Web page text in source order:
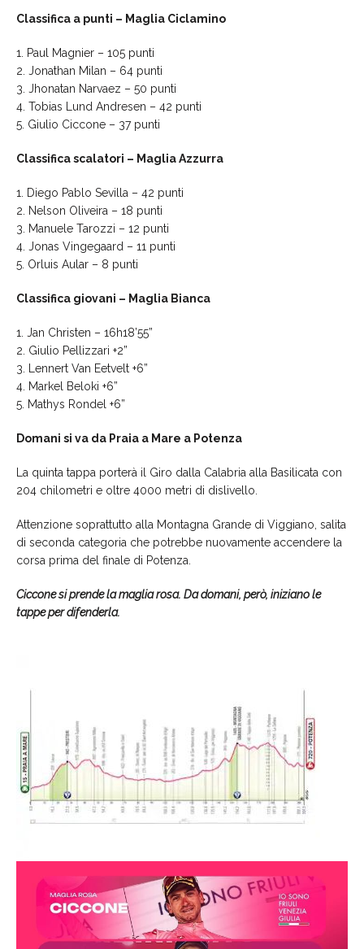
Classifica a punti – Maglia Ciclamino
1. Paul Magnier – 105 punti
2. Jonathan Milan – 64 punti
3. Jhonatan Narvaez – 50 punti
4. Tobias Lund Andresen – 42 punti
5. Giulio Ciccone – 37 punti
Classifica scalatori – Maglia Azzurra
1. Diego Pablo Sevilla – 42 punti
2. Nelson Oliveira – 18 punti
3. Manuele Tarozzi – 12 punti
4. Jonas Vingegaard – 11 punti
5. Orluis Aular – 8 punti
Classifica giovani – Maglia Bianca
1. Jan Christen – 16h18’55”
2. Giulio Pellizzari +2”
3. Lennert Van Eetvelt +6”
4. Markel Beloki +6”
5. Mathys Rondel +6”
Domani si va da Praia a Mare a Potenza
La quinta tappa porterà il Giro dalla Calabria alla Basilicata con
204 chilometri e oltre 4000 metri di dislivello.
Attenzione soprattutto alla Montagna Grande di Viggiano, salita
di seconda categoria che potrebbe nuovamente accendere la
corsa prima del finale di Potenza.
Ciccone si prende la maglia rosa. Da domani, però, iniziano le
tappe per difenderla.